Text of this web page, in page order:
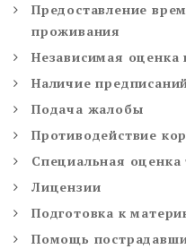
Предоставление
проживания
Независимая оценка
Наличие
Подача жалобы
Противодействие
Специальная оценка
Лицензии
Подготовка к
Помощь